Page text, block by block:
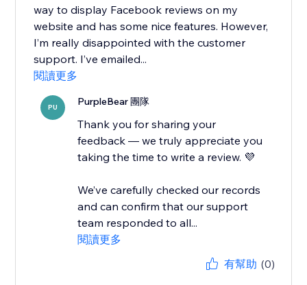
way to display Facebook reviews on my
website and has some nice features. However,
I’m really disappointed with the customer
support. I’ve emailed...
閱讀更多
PU PurpleBear 團隊
Thank you for sharing your
feedback — we truly appreciate you
taking the time to write a review. 💜
We’ve carefully checked our records
and can confirm that our support
team responded to all...
閱讀更多
有幫助 (0)